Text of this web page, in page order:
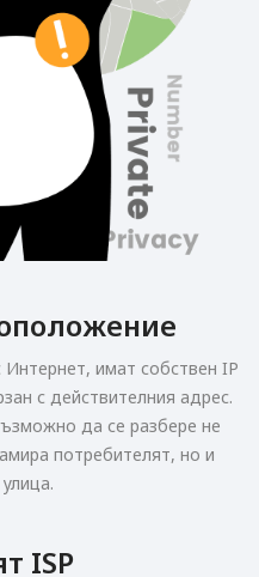
Интернет, имат собствен IP
с действителния адрес.
да се разбере не
потребителят, но и
ISP